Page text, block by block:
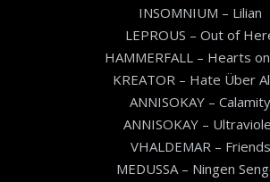
INSOMNIUM – Lilian
LEPROUS – Out of
HAMMERFALL – Hearts
KREATOR – Hate Über
ANNISOKAY – Calamity
ANNISOKAY –
VHALDEMAR – Friends
MEDUSSA – Ningen